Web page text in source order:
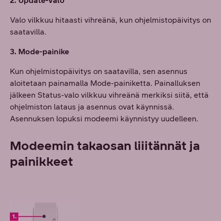
Valo vilkkuu hitaasti vihreänä, kun ohjelmistopäivitys on
saatavilla.
3. Mode-painike
Kun ohjelmistopäivitys on saatavilla, sen asennus
aloitetaan painamalla Mode-painiketta. Painalluksen
jälkeen Status-valo vilkkuu vihreänä merkiksi siitä, että
ohjelmiston lataus ja asennus ovat käynnissä.
Asennuksen lopuksi modeemi käynnistyy uudelleen.
Modeemin takaosan liiitännät ja
painikkeet